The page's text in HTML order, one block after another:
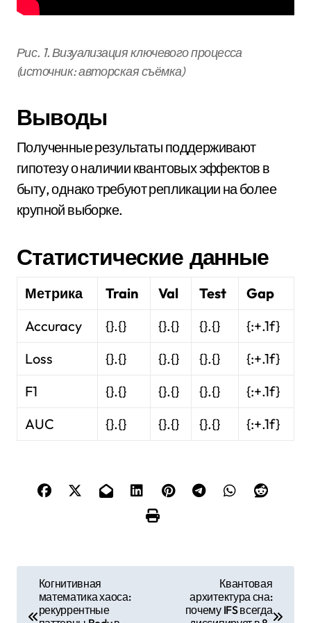
Рис. 1. Визуализация ключевого процесса
(источник: авторская съёмка)
Выводы
Полученные результаты поддерживают
гипотезу о наличии квантовых эффектов в
быту, однако требуют репликации на более
крупной выборке.
Статистические данные
Метрика Train Val Test
Gap
Accuracy
{}.{} {}.{} {}.{}
{:+.1f}
Loss
{}.{} {}.{} {}.{}
{:+.1f}
F1
{}.{} {}.{} {}.{}
{:+.1f}
AUC
{}.{} {}.{} {}.{} {:+.1f}
Когнитивная
математика хаоса:
рекуррентные
Квантовая
архитектура сна:
почему IFS всегда